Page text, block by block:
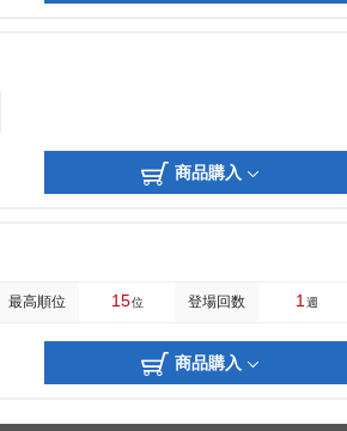
商品購入
最高順位 15位 登場回数 1 週
商品購入